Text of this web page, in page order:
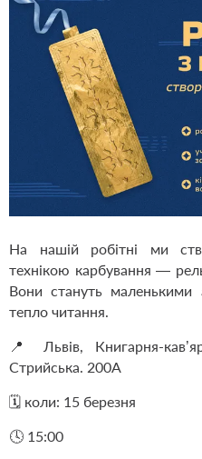
На нашій робітні ми
технікою карбування —
Вони стануть маленькими
тепло читання.
📍 Львів, Книгарня-
Стрийська. 200А
🗓️ коли: 15 березня
🕓 15:00